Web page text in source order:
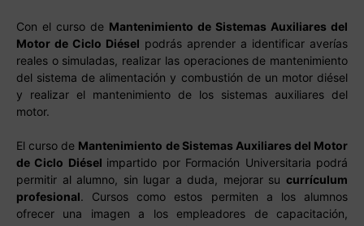
Con el curso de Mantenimiento de Sistemas Auxiliares del
Motor de Ciclo Diésel podrás aprender a identificar averías
reales o simuladas, realizar las operaciones de mantenimiento
del sistema de alimentación y combustión de un motor diésel
y realizar el mantenimiento de los sistemas auxiliares del
motor.
El curso de Mantenimiento de Sistemas Auxiliares del Motor
de Ciclo Diésel impartido por Formación Universitaria podrá
permitir al alumno, sin lugar a duda, mejorar su currículum
profesional. Cursos como estos permiten a los alumnos
ofrecer una imagen a los empleadores de capacitación,